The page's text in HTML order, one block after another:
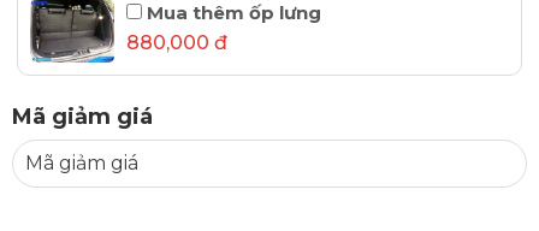
Mua thêm ốp lưng
880,000 đ
Mã giảm giá